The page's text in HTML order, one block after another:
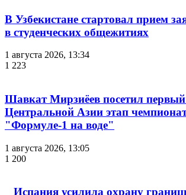
В Узбекистане стартовал прием
в студенческих общежитиях
1 августа 2026, 13:34
1 223
Шавкат Мирзиёев посетил
Центральной Азии этап
"Формуле-1 на воде"
1 августа 2026, 13:05
1 200
Испания усилила охрану